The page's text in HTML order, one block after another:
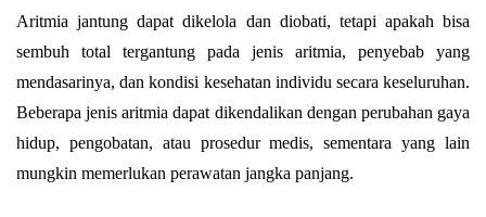
Aritmia jantung dapat dikelola dan diobati, tetapi apakah bisa
sembuh total tergantung pada jenis aritmia, penyebab yang
mendasarinya, dan kondisi kesehatan individu secara keseluruhan.
Beberapa jenis aritmia dapat dikendalikan dengan perubahan gaya
hidup, pengobatan, atau prosedur medis, sementara yang lain
mungkin memerlukan perawatan jangka panjang.